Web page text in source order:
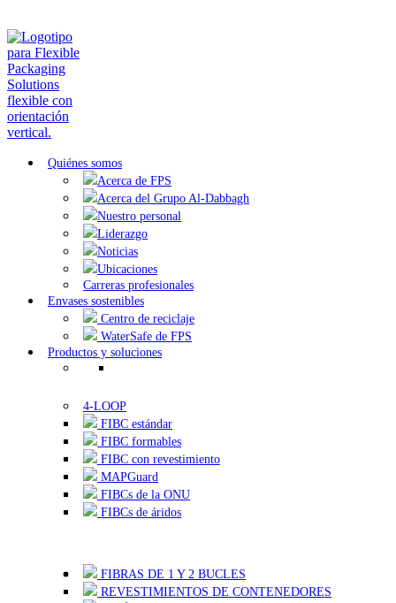
Quiénes somos
Acerca de FPS
Acerca del Grupo Al-Dabbagh
Nuestro personal
Liderazgo
Noticias
Ubicaciones
Carreras profesionales
Envases sostenibles
Centro de reciclaje
WaterSafe de FPS
Productos y soluciones
4-LOOP
FIBC estándar
FIBC formables
FIBC con revestimiento
MAPGuard
FIBCs de la ONU
FIBCs de áridos
FIBRAS DE 1 Y 2 BUCLES
REVESTIMIENTOS DE CONTENEDORES